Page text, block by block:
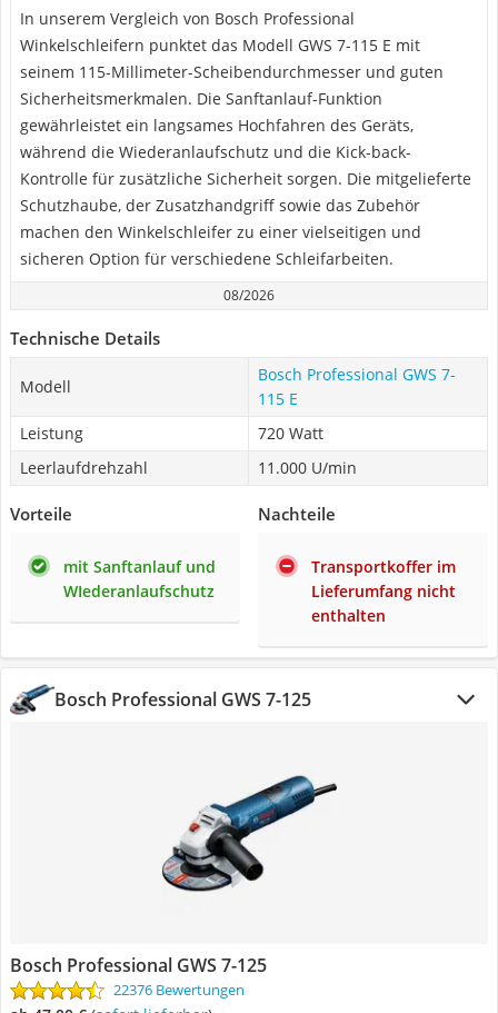
In unserem Vergleich von Bosch Professional
Winkelschleifern punktet das Modell GWS 7-115 E mit
seinem 115-Millimeter-Scheibendurchmesser und guten
Sicherheitsmerkmalen. Die Sanftanlauf-Funktion
gewährleistet ein langsames Hochfahren des Geräts,
während die Wiederanlaufschutz und die Kick-back-
Kontrolle für zusätzliche Sicherheit sorgen. Die mitgelieferte
Schutzhaube, der Zusatzhandgriff sowie das Zubehör
machen den Winkelschleifer zu einer vielseitigen und
sicheren Option für verschiedene Schleifarbeiten.
08/2026
Technische Details
Modell
Bosch Professional GWS 7-
115 E
Leistung
720 Watt
Leerlaufdrehzahl
11.000 U/min
Vorteile
mit Sanftanlauf und
WIederanlaufschutz
Nachteile
Transportkoffer im
Lieferumfang nicht
enthalten
Bosch Professional GWS 7-125
Bosch Professional GWS 7-125
22376 Bewertungen